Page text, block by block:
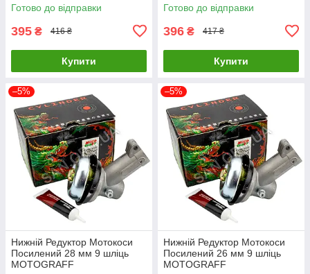
Готово до відправки
395 ₴ 416 ₴
Купити
Готово до відправки
396 ₴ 417 ₴
Купити
–5%
Нижній Редуктор Мотокоси
Посилений 28 мм 9 шліць
MOTOGRAFF
–5%
Нижній Редуктор Мотокоси
Посилений 26 мм 9 шліць
MOTOGRAFF